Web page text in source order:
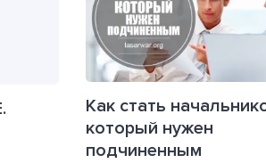
Как стать
который нужен
подчиненным